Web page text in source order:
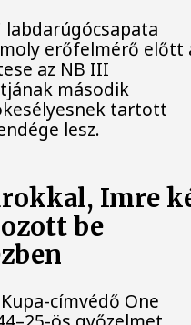
labdarúgócsapata
erőfelmérő előtt
az NB III
második
tartott
lesz.
Imre
be
címvédő One